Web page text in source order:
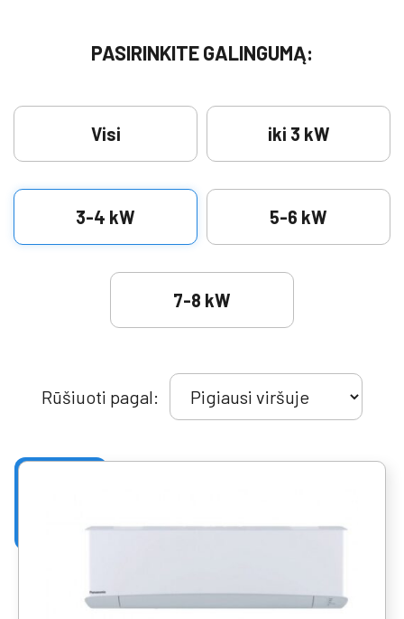
PASIRINKITE GALINGUMĄ:
Visi iki 3 kW
3-4 kW 5-6 kW
7-8 kW
Rūšiuoti pagal: